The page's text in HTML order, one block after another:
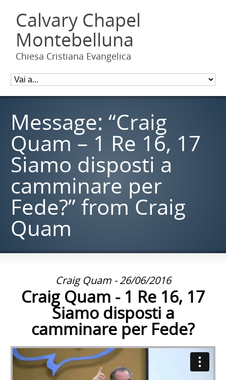
Calvary Chapel
Montebelluna
Chiesa Cristiana Evangelica
Message: “Craig
Quam – 1 Re 16, 17
Siamo disposti a
camminare per
Fede?” from Craig
Quam
Craig Quam - 26/06/2016
Craig Quam - 1 Re 16, 17
Siamo disposti a
camminare per Fede?